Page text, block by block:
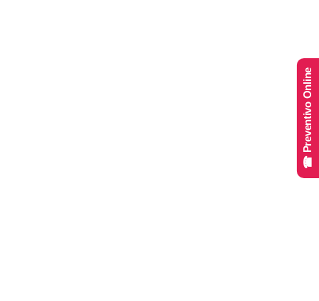
☎ Preventivo Online